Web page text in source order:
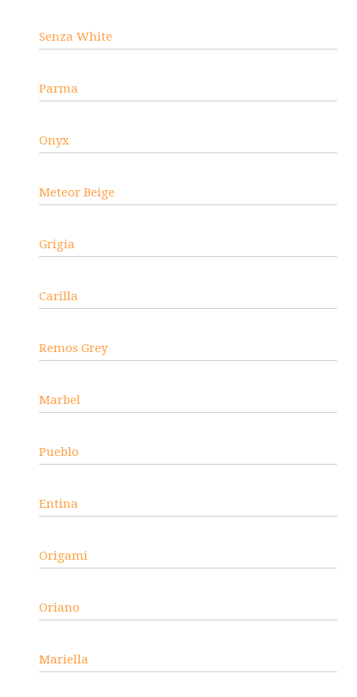
Senza White
Parma
Onyx
Meteor Beige
Grigia
Carilla
Remos Grey
Marbel
Pueblo
Entina
Origami
Oriano
Mariella